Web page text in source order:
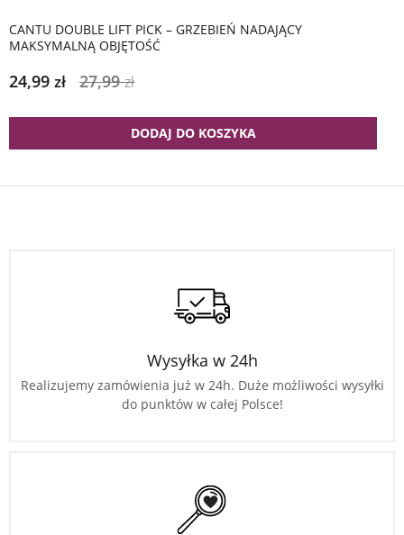
CANTU DOUBLE LIFT PICK – GRZEBIEŃ NADAJĄCY
MAKSYMALNĄ OBJĘTOŚĆ
24,99 zł 27,99zł
DODAJ DO KOSZYKA
Wysyłka w 24h
Realizujemy zamówienia już w 24h. Duże możliwości wysyłki
do punktów w całej Polsce!